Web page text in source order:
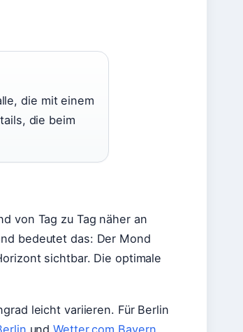
die mit einem
die beim
von Tag zu Tag näher an
bedeutet das: Der Mond
sichtbar. Die optimale
leicht variieren. Für Berlin
undWetter.com Bayern